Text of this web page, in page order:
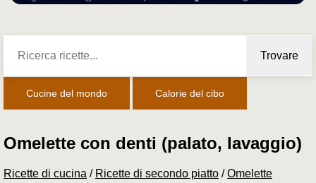
Trovare
Cucine del mondo Calorie del cibo
Omelette con denti (palato, lavaggio)
Ricette di cucina / Ricette di secondo piatto /Omelette